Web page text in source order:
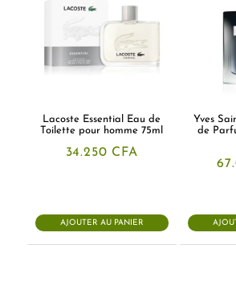
Lacoste Essential Eau de
Toilette pour homme 75ml
34.250 CFA
AJOUTER AU PANIER
Yves
de